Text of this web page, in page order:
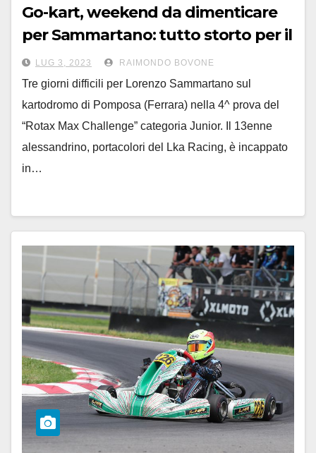
Go-kart, weekend da dimenticare
per Sammartano: tutto storto per il
13enne, solo 8° e 10° posto
LUG 3, 2023 RAIMONDO BOVONE
Tre giorni difficili per Lorenzo Sammartano sul
kartodromo di Pomposa (Ferrara) nella 4^ prova del
“Rotax Max Challenge” categoria Junior. Il 13enne
alessandrino, portacolori del Lka Racing, è incappato
in…